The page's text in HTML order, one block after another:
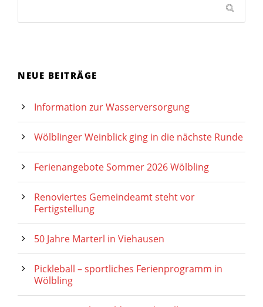
NEUE BEITRÄGE
Information zur Wasserversorgung
Wölblinger Weinblick ging in die nächste Runde
Ferienangebote Sommer 2026 Wölbling
Renoviertes Gemeindeamt steht vor
Fertigstellung
50 Jahre Marterl in Viehausen
Pickleball – sportliches Ferienprogramm in
Wölbling